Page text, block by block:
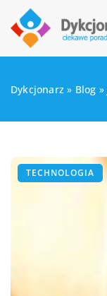
Dykcjonarz » Blog »
TECHNOLOGIA